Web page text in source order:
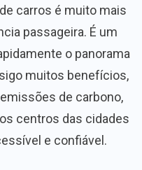
carros é muito mais
passageira. É um
o panorama
muitos benefícios,
de carbono,
centros das cidades
e confiável.